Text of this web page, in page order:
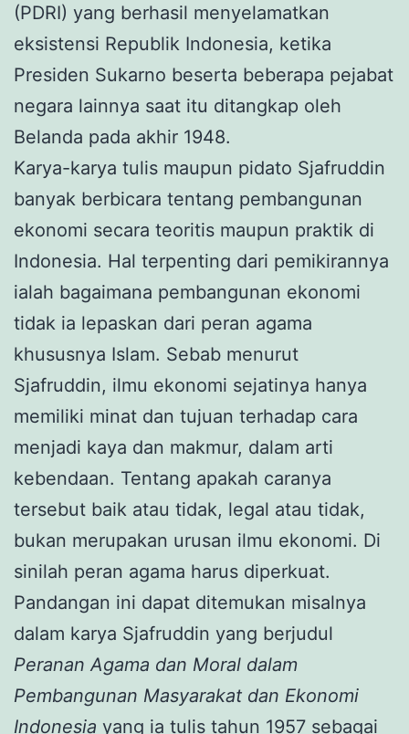
(PDRI) yang berhasil menyelamatkan
eksistensi Republik Indonesia, ketika
Presiden Sukarno beserta beberapa pejabat
negara lainnya saat itu ditangkap oleh
Belanda pada akhir 1948.
Karya-karya tulis maupun pidato Sjafruddin
banyak berbicara tentang pembangunan
ekonomi secara teoritis maupun praktik di
Indonesia. Hal terpenting dari pemikirannya
ialah bagaimana pembangunan ekonomi
tidak ia lepaskan dari peran agama
khususnya Islam. Sebab menurut
Sjafruddin, ilmu ekonomi sejatinya hanya
memiliki minat dan tujuan terhadap cara
menjadi kaya dan makmur, dalam arti
kebendaan. Tentang apakah caranya
tersebut baik atau tidak, legal atau tidak,
bukan merupakan urusan ilmu ekonomi. Di
sinilah peran agama harus diperkuat.
Pandangan ini dapat ditemukan misalnya
dalam karya Sjafruddin yang berjudul
Peranan Agama dan Moral dalam
Pembangunan Masyarakat dan Ekonomi
Indonesia yang ia tulis tahun 1957 sebagai